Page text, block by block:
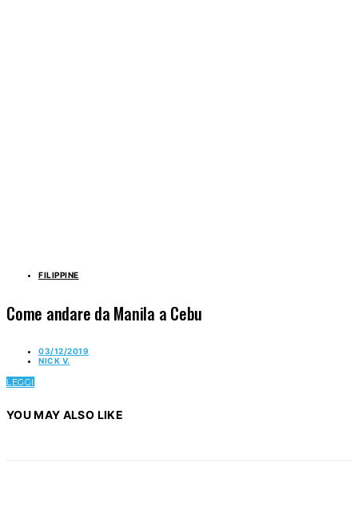
FILIPPINE
Come andare da Manila a Cebu
03/12/2019
NICK V.
LEGGI
YOU MAY ALSO LIKE